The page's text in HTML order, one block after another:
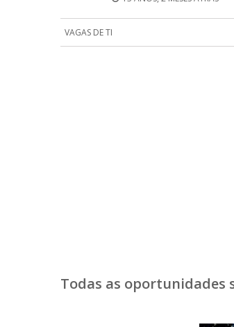
VAGAS DE TI
Todas as oportunidades